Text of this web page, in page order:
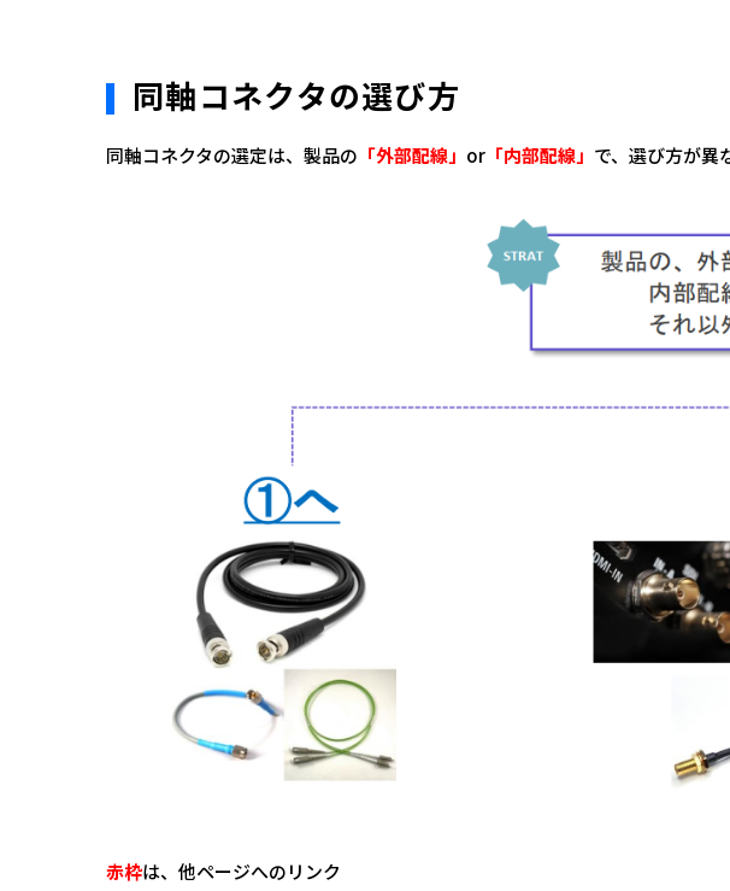
同軸コネクタの選び方
同軸コネクタの選定は、製品の 「外部配線」 or 「内部配線」 で、選び方が異
赤枠は、他ページへのリンク